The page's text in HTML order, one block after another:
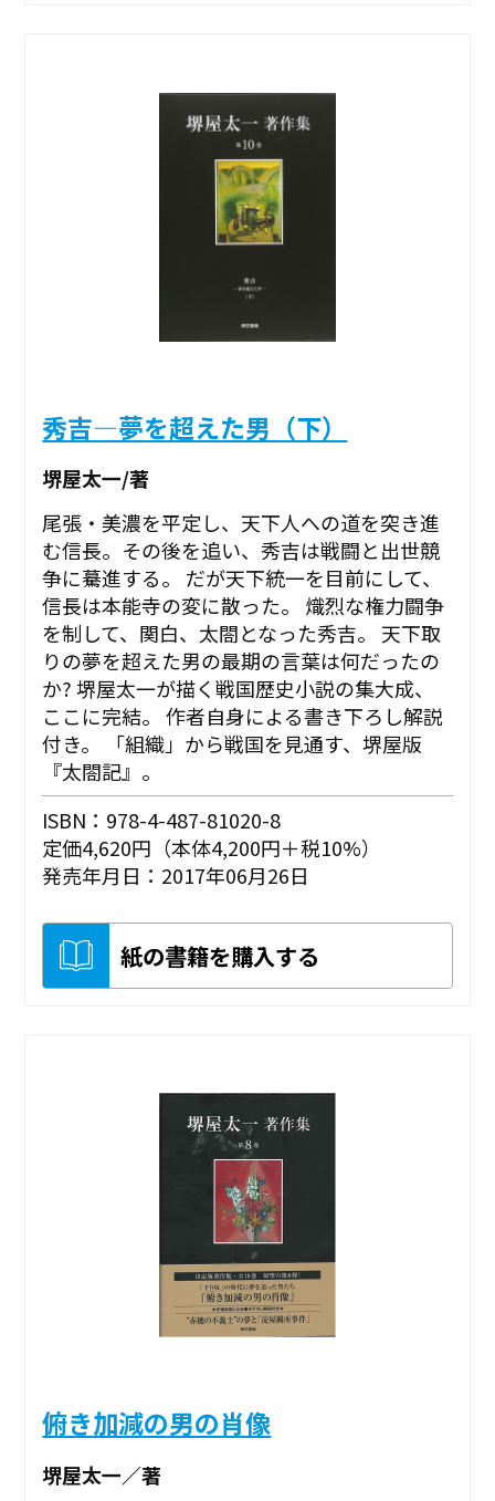
秀吉―夢を超えた男（下）
堺屋太一/著
尾張・美濃を平定し、天下人への道を突き進
む信長。その後を追い、秀吉は戦闘と出世競
争に驀進する。 だが天下統一を目前にして、
信長は本能寺の変に散った。 熾烈な権力闘争
を制して、関白、太閤となった秀吉。 天下取
りの夢を超えた男の最期の言葉は何だったの
か? 堺屋太一が描く戦国歴史小説の集大成、
ここに完結。 作者自身による書き下ろし解説
付き。 「組織」から戦国を見通す、堺屋版
『太閤記』。
ISBN：978-4-487-81020-8
定価4,620円（本体4,200円＋税10%）
発売年月日：2017年06月26日
紙の書籍を購入する
俯き加減の男の肖像
堺屋太一／著